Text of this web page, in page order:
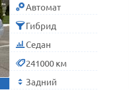
Автомат
Гибрид
Седан
241000 км
Задний